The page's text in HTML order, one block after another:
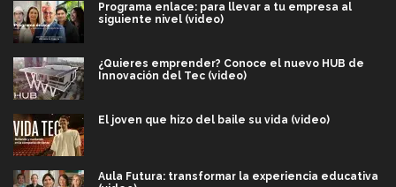
Programa enlace: para llevar a tu empresa al
siguiente nivel (video)
¿Quieres emprender? Conoce el nuevo HUB de
Innovación del Tec (video)
El joven que hizo del baile su vida (video)
Aula Futura: transformar la experiencia educativa